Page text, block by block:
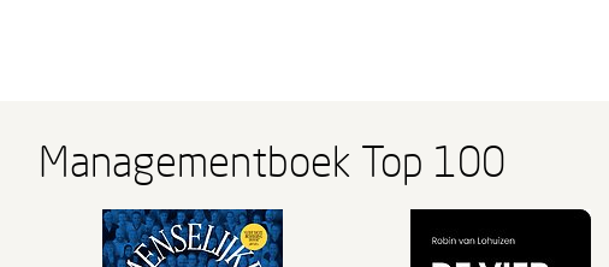
Managementboek Top 100